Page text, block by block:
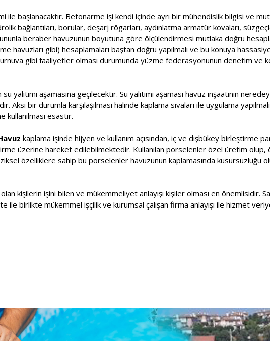
ile başlanacaktır. Betonarme işi kendi içinde ayrı bir mühendislik bilgisi ve
bağlantıları, borular, deşarj rögarları, aydınlatma armatür kovaları,
beraber havuzunun boyutuna göre ölçülendirmesi mutlaka doğru
havuzları gibi) hesaplamaları baştan doğru yapılmalı ve bu konuya
gibi faaliyetler olması durumunda yüzme federasyonunun denetim ve
yalıtımı aşamasına geçilecektir. Su yalıtımı aşaması havuz inşaatının
Aksi bir durumla karşılaşılması halinde kaplama sıvaları ile uygulama
esastır.
kaplama işinde hijyen ve kullanım açısından, iç ve dışbükey birleştirme
üzerine hareket edilebilmektedir. Kullanılan porselenler özel üretim olup,
özelliklere sahip bu porselenler havuzunun kaplamasında kusursuzluğu
kişilerin işini bilen ve mükemmeliyet anlayışı kişiler olması en önemlisidir.
ile birlikte mükemmel işçilik ve kurumsal çalışan firma anlayışı ile hizmet